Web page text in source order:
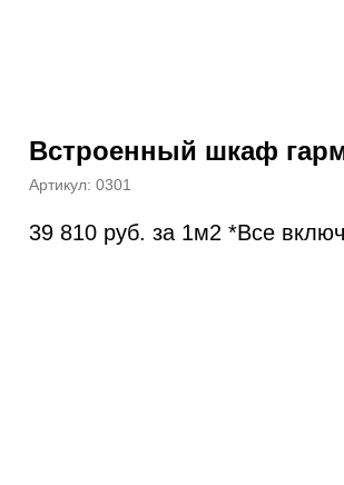
Встроенный шкаф
Артикул: 0301
39 810 руб. за 1м2 *Все